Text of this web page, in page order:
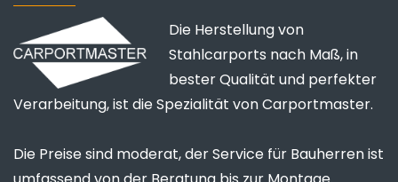
Die Herstellung von
Stahlcarports nach Maß, in
bester Qualität und perfekter
Verarbeitung, ist die Spezialität von Carportmaster.
Die Preise sind moderat, der Service für Bauherren ist